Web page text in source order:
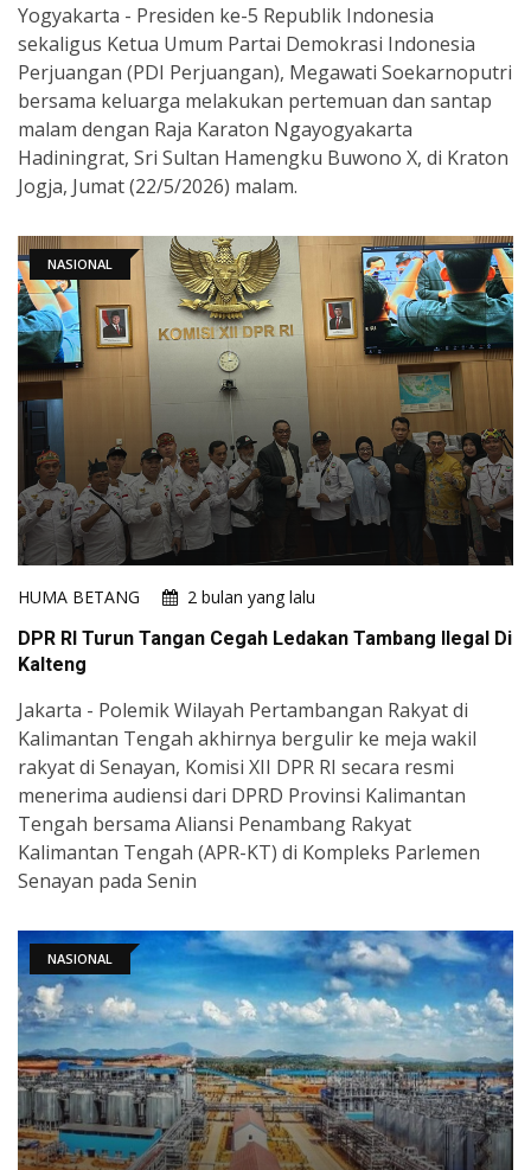
Yogyakarta - Presiden ke-5 Republik Indonesia
sekaligus Ketua Umum Partai Demokrasi Indonesia
Perjuangan (PDI Perjuangan), Megawati Soekarnoputri
bersama keluarga melakukan pertemuan dan santap
malam dengan Raja Karaton Ngayogyakarta
Hadiningrat, Sri Sultan Hamengku Buwono X, di Kraton
Jogja, Jumat (22/5/2026) malam.
NASIONAL
HUMA BETANG
2 bulan yang lalu
DPR RI Turun Tangan Cegah Ledakan Tambang Ilegal Di
Kalteng
Jakarta - Polemik Wilayah Pertambangan Rakyat di
Kalimantan Tengah akhirnya bergulir ke meja wakil
rakyat di Senayan, Komisi XII DPR RI secara resmi
menerima audiensi dari DPRD Provinsi Kalimantan
Tengah bersama Aliansi Penambang Rakyat
Kalimantan Tengah (APR-KT) di Kompleks Parlemen
Senayan pada Senin
NASIONAL